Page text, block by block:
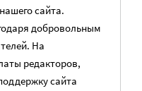
сайта.
добровольным
На
редакторов,
сайта